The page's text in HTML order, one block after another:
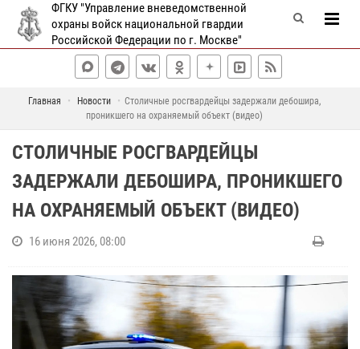
ФГКУ "Управление вневедомственной
охраны войск национальной гвардии
Российской Федерации по г. Москве"
Главная Новости
Столичные росгвардейцы задержали дебошира,
проникшего на охраняемый объект (видео)
СТОЛИЧНЫЕ РОСГВАРДЕЙЦЫ
ЗАДЕРЖАЛИ ДЕБОШИРА, ПРОНИКШЕГО
НА ОХРАНЯЕМЫЙ ОБЪЕКТ (ВИДЕО)
16 июня 2026, 08:00